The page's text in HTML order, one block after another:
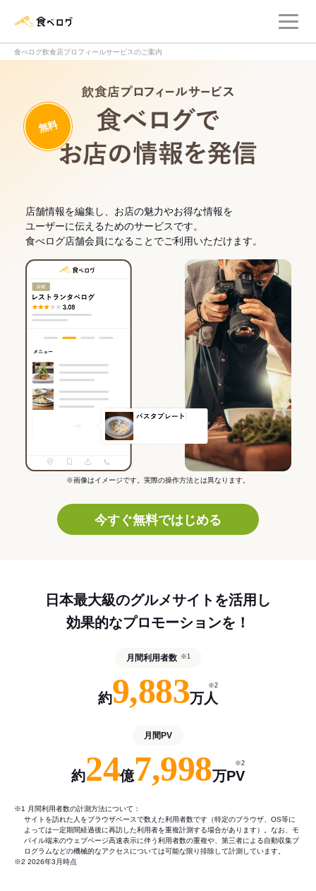
食べログ飲食店プロフィールサービスのご案内
無料
店舗情報を編集し、お店の魅力やお得な情報を
ユーザーに伝えるためのサービスです。
食べログ店舗会員になることでご利用いただけます。
※画像はイメージです。実際の操作方法とは異なります。
今すぐ無料ではじめる
日本最大級のグルメサイトを活用し
効果的なプロモーションを！
月間利用者数 ※1
約9,883万人
※2
月間PV
約24億7,998万PV
※2
※1 月間利用者数の計測方法について：
サイトを訪れた人をブラウザベースで数えた利用者数です（特定のブラウザ、OS等に
よっては一定期間経過後に再訪した利用者を重複計測する場合があります）。なお、モ
バイル端末のウェブページ高速表示に伴う利用者数の重複や、第三者による自動収集プ
ログラムなどの機械的なアクセスについては可能な限り排除して計測しています。
※2 2026年3月時点